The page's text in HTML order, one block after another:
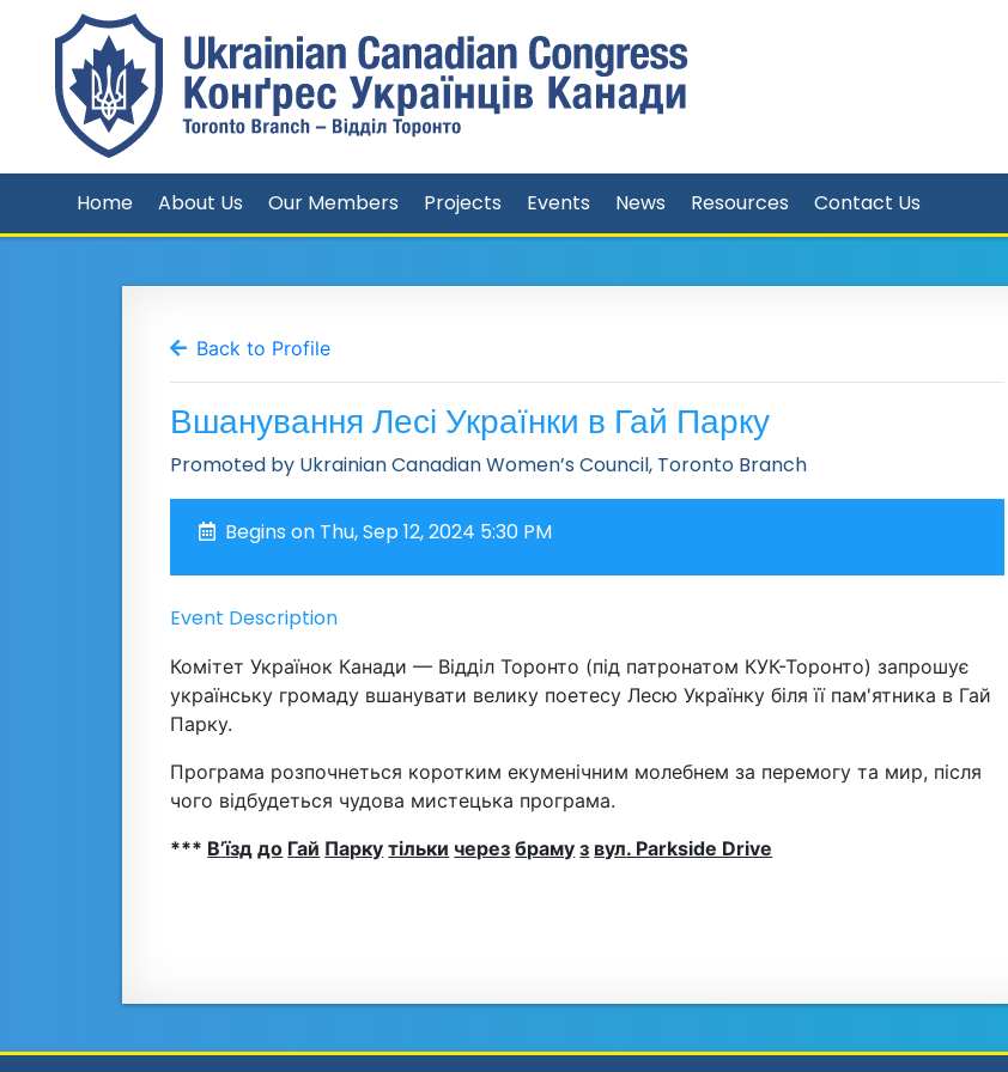
Home About Us Our Members Projects Events News Resources Contact Us
Back to Profile
Вшанування Лесі Українки в Гай Парку
Promoted by Ukrainian Canadian Women’s Council, Toronto Branch
Begins on Thu, Sep 12, 2024 5:30 PM
Event Description
Комітет Українок Канади — Відділ Торонто (під патронатом КУК-Торонто) запрошує
українську громаду вшанувати велику поетесу Лесю Українку біля її пам'ятника в Гай
Парку.
Програма розпочнеться коротким екуменічним молебнем за перемогу та мир, після
чого відбудеться чудова мистецька програма.
*** В’ізд до Гай Парку тільки через браму з вул. Parkside Drive